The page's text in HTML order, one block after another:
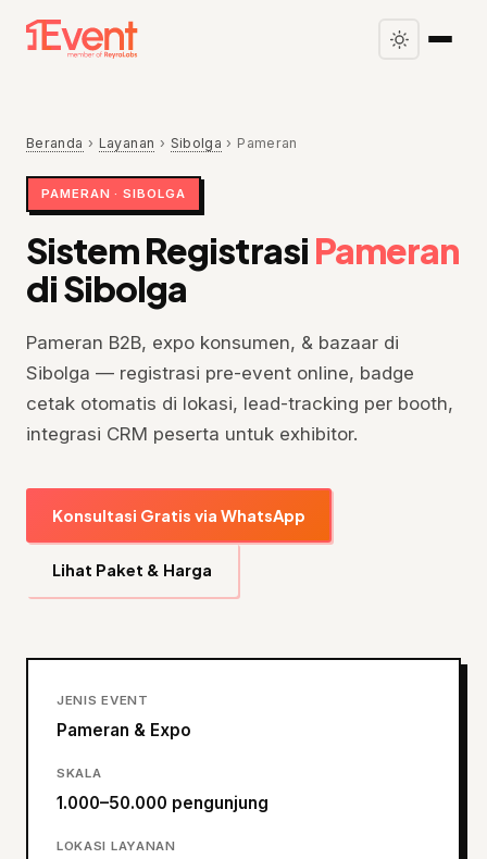
Beranda › Layanan › Sibolga › Pameran
PAMERAN · SIBOLGA
Sistem Registrasi Pameran
di Sibolga
Pameran B2B, expo konsumen, & bazaar di
Sibolga — registrasi pre-event online, badge
cetak otomatis di lokasi, lead-tracking per booth,
integrasi CRM peserta untuk exhibitor.
Konsultasi Gratis via WhatsApp
Lihat Paket & Harga
JENIS EVENT
Pameran & Expo
SKALA
1.000–50.000 pengunjung
LOKASI LAYANAN